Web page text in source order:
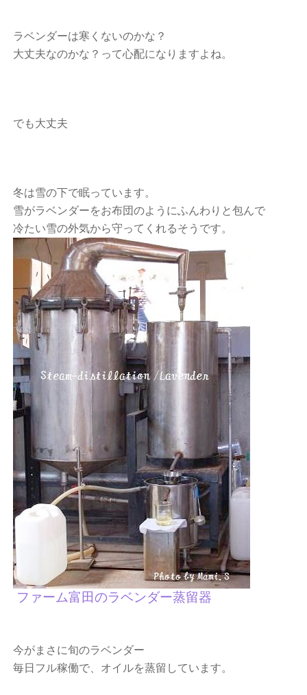
ラベンダーは寒くないのかな？
大丈夫なのかな？って心配になりますよね。
でも大丈夫
冬は雪の下で眠っています。
雪がラベンダーをお布団のようにふんわりと包んで
冷たい雪の外気から守ってくれるそうです。
ファーム富田のラベンダー蒸留器
今がまさに旬のラベンダー
毎日フル稼働で、オイルを蒸留しています。